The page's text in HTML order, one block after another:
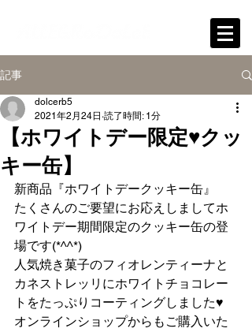
記事
【ホワイトデー限定♥クッ
キー缶】
dolcerb5
2021年2月24日 読了時間: 1分
新商品『ホワイトデークッキー缶』
たくさんのご要望にお応えしましてホ
ワイトデー期間限定のクッキー缶の登
場です(*^^*)
人気焼き菓子のフィオレンティーナと
カネストレッリにホワイトチョコレー
トをたっぷりコーティングしました♥
オンラインショップからもご購入いた